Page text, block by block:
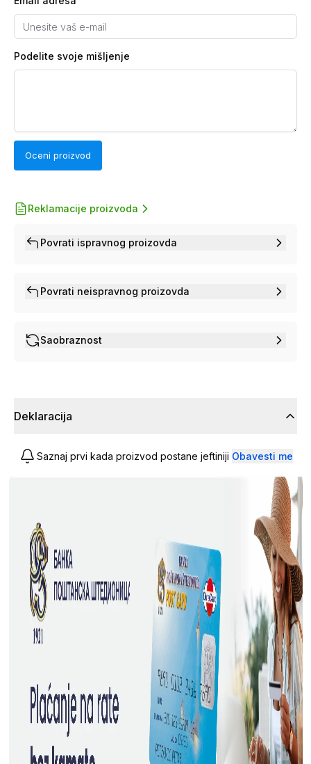
Podelite svoje mišljenje
Oceni proizvod
Reklamacije proizvoda
Povrati ispravnog proizovda
Povrati neispravnog proizovda
Saobraznost
Deklaracija
Saznaj prvi kada proizvod postane jeftiniji Obavesti me